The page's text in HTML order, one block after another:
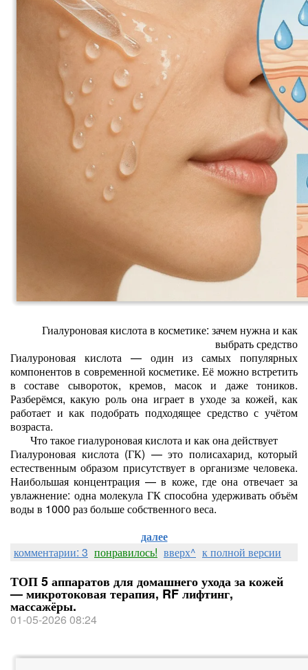
Гиалуроновая кислота в косметике: зачем нужна и как
выбрать средство
Гиалуроновая кислота — один из самых популярных
компонентов в современной косметике. Её можно встретить
в составе сывороток, кремов, масок и даже тоников.
Разберёмся, какую роль она играет в уходе за кожей, как
работает и как подобрать подходящее средство с учётом
возраста.
Что такое гиалуроновая кислота и как она действует
Гиалуроновая кислота (ГК) — это полисахарид, который
естественным образом присутствует в организме человека.
Наибольшая концентрация — в коже, где она отвечает за
увлажнение: одна молекула ГК способна удерживать объём
воды в 1000 раз больше собственного веса.
далее
комментарии: 3 понравилось! вверх^ к полной версии
ТОП 5 аппаратов для домашнего ухода за кожей
— микротоковая терапия, RF лифтинг,
массажёры.
01-05-2026 08:24